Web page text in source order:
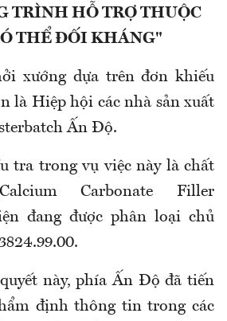
TRÌNH HỖ TRỢ THUỘC
THỂ ĐỐI KHÁNG"
xướng dựa trên đơn khiếu
là Hiệp hội các nhà sản xuất
Ấn Độ.
tra trong vụ việc này là chất
Carbonate Filler
đang được phân loại chủ
này, phía Ấn Độ đã tiến
định thông tin trong các